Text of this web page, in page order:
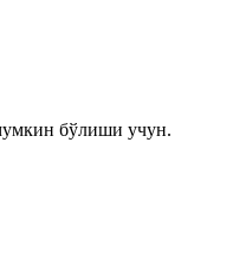
бўлиши учун.